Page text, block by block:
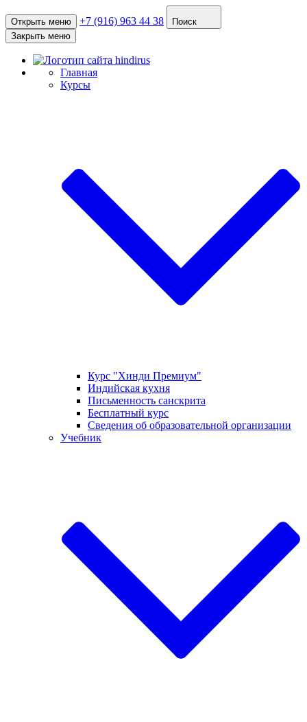
Открыть меню +7 (916) 963 44 38
Поиск
Закрыть меню
Главная
Курсы
Курс "Хинди Премиум"
Индийская кухня
Письменность санскрита
Бесплатный курс
Сведения об образовательной организации
Учебник